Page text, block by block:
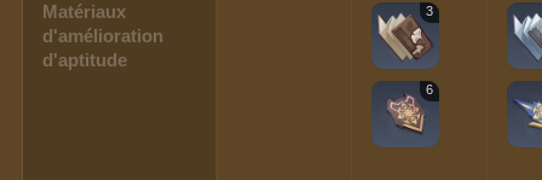
Matériaux
d'amélioration
d'aptitude
3
6